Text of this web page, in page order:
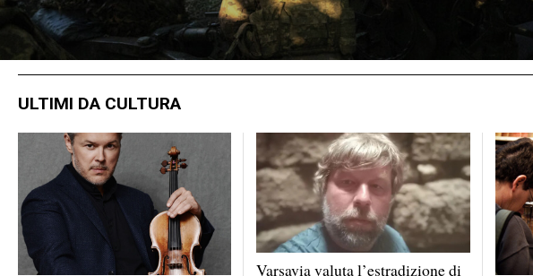
ULTIMI DA CULTURA
Varsavia valuta l’estradizione di